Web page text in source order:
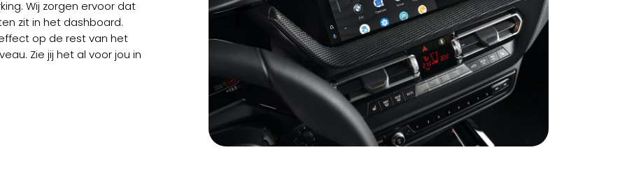
Wij zorgen ervoor dat
zit in het dashboard.
op de rest van het
Zie jij het al voor jou in